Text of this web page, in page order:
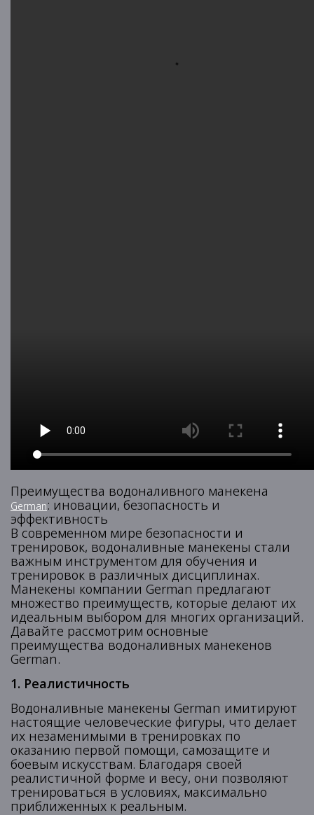
Преимущества водоналивного манекена
German: иновации, безопасность и
эффективность
В современном мире безопасности и
тренировок, водоналивные манекены стали
важным инструментом для обучения и
тренировок в различных дисциплинах.
Манекены компании German предлагают
множество преимуществ, которые делают их
идеальным выбором для многих организаций.
Давайте рассмотрим основные
преимущества водоналивных манекенов
German.
1. Реалистичность
Водоналивные манекены German имитируют
настоящие человеческие фигуры, что делает
их незаменимыми в тренировках по
оказанию первой помощи, самозащите и
боевым искусствам. Благодаря своей
реалистичной форме и весу, они позволяют
тренироваться в условиях, максимально
приближенных к реальным.